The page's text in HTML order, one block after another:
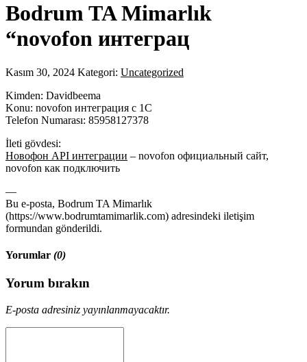
Bodrum TA Mimarlık
“novofon интеграц
Kasım 30, 2024 Kategori: Uncategorized
Kimden: Davidbeema
Konu: novofon интеграция с 1С
Telefon Numarası: 85958127378
İleti gövdesi:
Новофон API интеграции – novofon официальный сайт,
novofon как подключить
—
Bu e-posta, Bodrum TA Mimarlık
(https://www.bodrumtamimarlik.com) adresindeki iletişim
formundan gönderildi.
Yorumlar (0)
Yorum bırakın
E-posta adresiniz yayınlanmayacaktır.